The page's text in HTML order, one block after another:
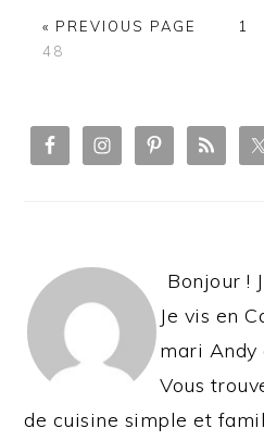
« PREVIOUS PAGE 1
PAGE
48
SIDEBAR
Bonjour !
Je vis en
mari
Vous
de cuisine simple et